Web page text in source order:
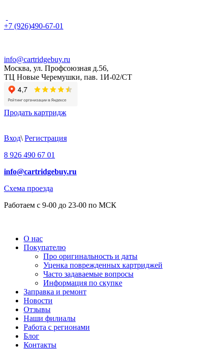
+7 (926)490-67-01
info@cartridgebuy.ru
Москва, ул. Профсоюзная д.56,
ТЦ Новые Черемушки, пав. 1И-02/СТ
Продать картридж
Вход\ Регистрация
8 926 490 67 01
info@cartridgebuy.ru
Схема проезда
Работаем с 9-00 до 23-00 по МСК
О нас
Покупателю
Про оригинальность и даты
Уценка поврежденных картриджей
Часто задаваемые вопросы
Информация по скупке
Заправка и ремонт
Новости
Отзывы
Наши филиалы
Работа с регионами
Блог
Контакты